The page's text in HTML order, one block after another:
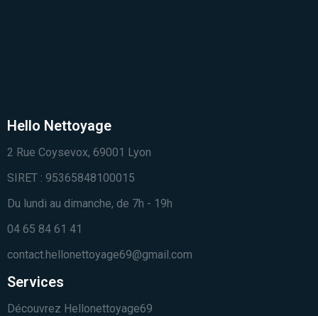
Hello Nettoyage
2 Rue Coysevox, 69001 Lyon
SIRET : 95365848100015
Du lundi au dimanche, de 7h - 19h
04 65 84 61 41
contact.hellonettoyage69@gmail.com
Services
Découvrez Hellonettoyage69